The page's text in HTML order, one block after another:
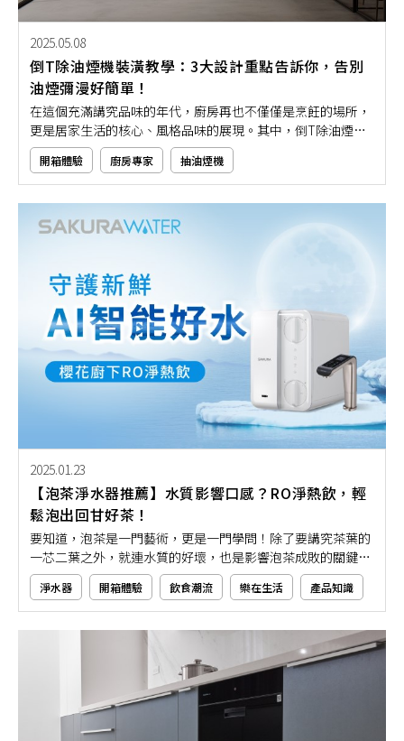
2025.05.08
倒T除油煙機裝潢教學：3大設計重點告訴你，告別
油煙彌漫好簡單！
在這個充滿講究品味的年代，廚房再也不僅僅是烹飪的場所，
更是居家生活的核心、風格品味的展現。其中，倒T除油煙機
裝潢以其簡約俐落的線條和時尚的外型，迅速成為開放式廚房
設計中的熱門選項。然而，選擇安裝一台倒T除油煙機，並非
僅僅挑選外觀這麼簡單，還必須考量到整體居家裝潢設計的氛
圍。如果你還不懂得如何挑選的話，不妨從本文了解起吧！
開箱體驗 廚房專家 抽油煙機
2025.01.23
【泡茶淨水器推薦】水質影響口感？RO淨熱飲，輕
鬆泡出回甘好茶！
要知道，泡茶是一門藝術，更是一門學問！除了要講究茶葉的
一芯二葉之外，就連水質的好壞，也是影響泡茶成敗的關鍵之
一。隨著現代淨水器設備的普及，對於熱愛泡茶的茶藝師來
說，好的水質可以泡出文雅的清香口感，茶湯中明亮的色澤更
為視覺增添一股完美的視覺饗宴。如果你也想要泡出如此精緻
好茶，那就先一起來了解淨水器設備是如何幫助泡出一壺入口
淨水器 開箱體驗 飲食潮流 樂在生活 產品知識